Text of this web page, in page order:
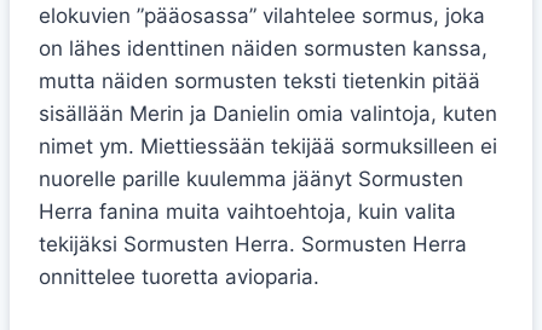
elokuvien ”pääosassa” vilahtelee sormus, joka
on lähes identtinen näiden sormusten kanssa,
mutta näiden sormusten teksti tietenkin pitää
sisällään Merin ja Danielin omia valintoja, kuten
nimet ym. Miettiessään tekijää sormuksilleen ei
nuorelle parille kuulemma jäänyt Sormusten
Herra fanina muita vaihtoehtoja, kuin valita
tekijäksi Sormusten Herra. Sormusten Herra
onnittelee tuoretta avioparia.